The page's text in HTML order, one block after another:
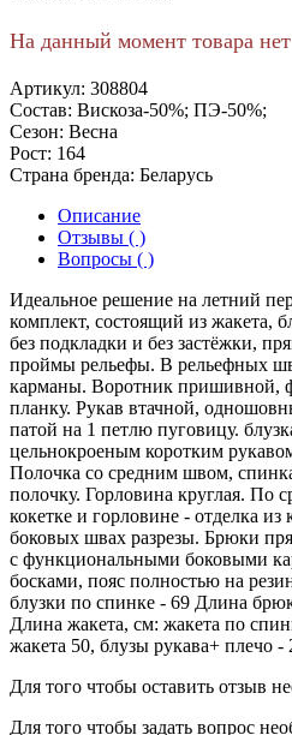
На данный момент товара
Артикул: 308804
Состав: Вискоза-50%; ПЭ-50%;
Сезон: Весна
Рост: 164
Страна бренда: Беларусь
Описание
Отзывы ( )
Вопросы ( )
Идеальное решение на летний
комплект, состоящий из жакета,
без подкладки и без застёжки,
проймы рельефы. В рельефных
карманы. Воротник пришивной,
планку. Рукав втачной,
патой на 1 петлю пуговицу.
цельнокроеным коротким
Полочка со средним швом,
полочку. Горловина круглая. По
кокетке и горловине - отделка из
боковых швах разрезы. Брюки
с функциональными боковыми
босками, пояс полностью на
блузки по спинке - 69 Длина
Длина жакета, см: жакета по
жакета 50, блузы рукава+ плечо -
Для того чтобы оставить отзыв
Для того чтобы задать вопрос